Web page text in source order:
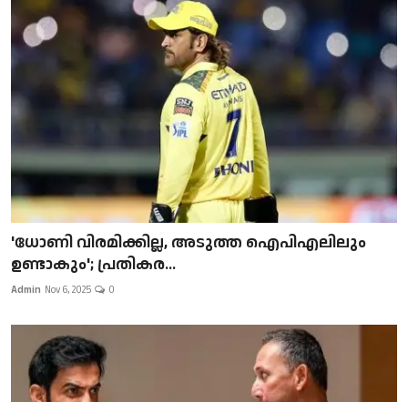
'ധോണി വിരമിക്കില്ല, അടുത്ത ഐപിഎലിലും
ഉണ്ടാകും'; പ്രതികര...
Admin Nov 6, 2025 0